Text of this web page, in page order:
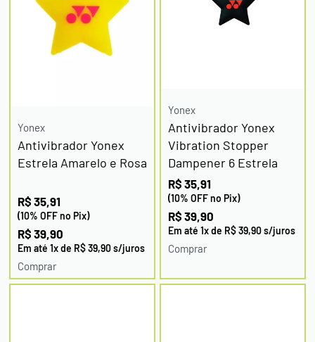
Yonex
Antivibrador Yonex
Estrela Amarelo e Rosa
R$ 35,91
(10% OFF no Pix)
R$ 39,90
Em até 1x de R$39,90s/juros
Comprar
Yonex
Antivibrador Yonex
Vibration Stopper
Dampener 6 Estrela
R$ 35,91
(10% OFF no Pix)
R$ 39,90
Em até 1x de R$39,90s/juros
Comprar